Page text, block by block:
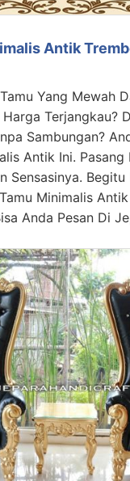
Antik
Yang Mewah
Terjangkau?
Sambungan?
Antik Ini. Pasang
Sensasinya. Begitu
Minimalis
Anda Pesan Di